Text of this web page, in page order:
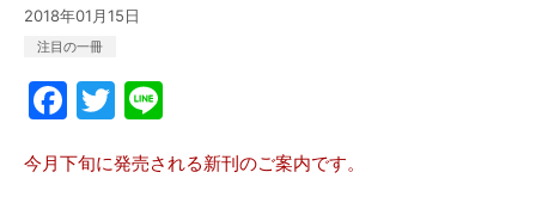
2018年01月15日
注目の一冊
F
a
c
T
w
itte
今月下旬に発売される新刊のご案内です。